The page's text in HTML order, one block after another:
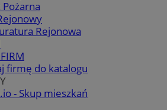
Pożarna
Rejonowa
firmę do katalogu
- Skup mieszkań